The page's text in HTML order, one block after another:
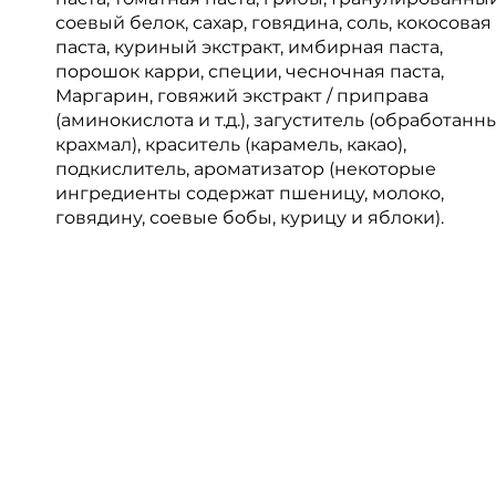
соевый белок, сахар, говядина, соль, кокосовая
паста, куриный экстракт, имбирная паста,
порошок карри, специи, чесночная паста,
Маргарин, говяжий экстракт / приправа
(аминокислота и т.д.), загуститель
крахмал), краситель (карамель, какао),
подкислитель, ароматизатор (некоторые
ингредиенты содержат пшеницу, молоко,
говядину, соевые бобы, курицу и яблоки).